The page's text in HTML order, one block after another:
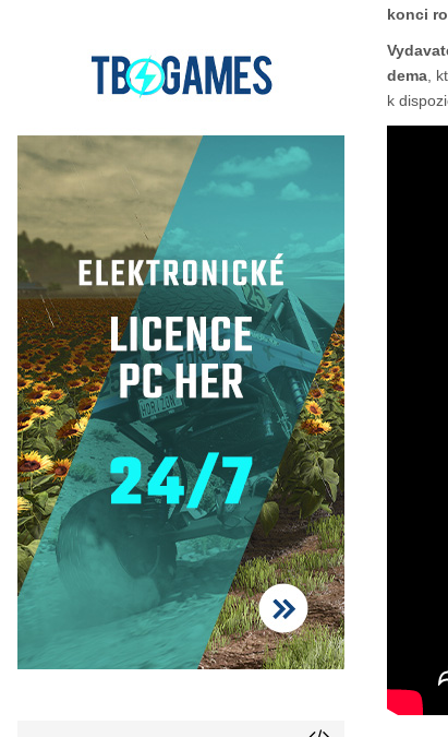
konci
dema,
k